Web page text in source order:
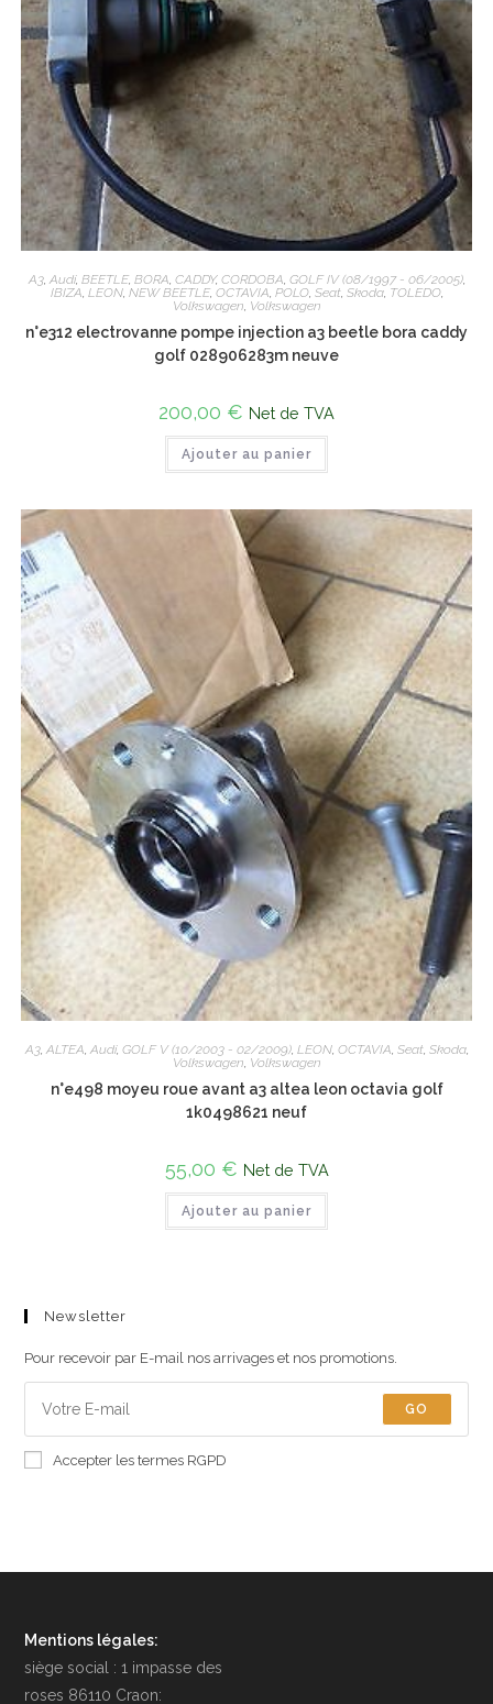
A3, Audi, BEETLE, BORA, CADDY, CORDOBA, GOLF IV (08/1997 - 06/2005),
IBIZA, LEON, NEW BEETLE, OCTAVIA, POLO, Seat, Skoda, TOLEDO,
Volkswagen, Volkswagen
n°e312 electrovanne pompe injection a3 beetle bora caddy
golf 028906283m neuve
200,00 € Net de TVA
Ajouter au panier
A3, ALTEA Audi, GOLF V (10/2003 - 02/2009), LEON, OCTAVIA Seat, Skoda,
Volkswagen Volkswagen
n°e498 moyeu roue avant a3 altea leon octavia golf
1k0498621 neuf
55,00 € Net de TVA
Ajouter au panier
Newsletter
Pour recevoir par E-mail nos arrivages et nos promotions.
GO
Accepter les termes RGPD
Mentions légales:
siège social : 1 impasse des
roses 86110 Craon: